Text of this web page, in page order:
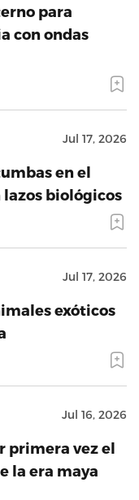
para
con ondas
Jul 17, 2026
en el
biológicos
Jul 17, 2026
exóticos
Jul 16, 2026
primera vez el
la era maya